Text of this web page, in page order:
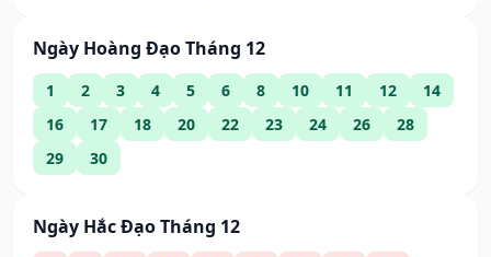
Ngày Hoàng Đạo Tháng 12
1 2 3 4 5 6 8 10 11 12
14
16
17 18 20 22 23 24 26
28
29
30
Ngày Hắc Đạo Tháng 12